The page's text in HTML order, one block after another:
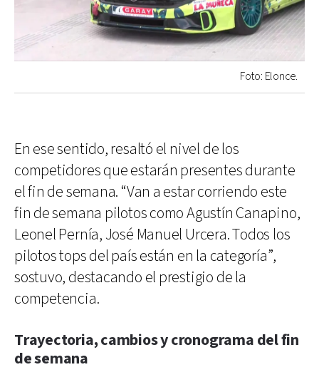
Foto: Elonce.
En ese sentido, resaltó el nivel de los
competidores que estarán presentes durante
el fin de semana. “Van a estar corriendo este
fin de semana pilotos como Agustín Canapino,
Leonel Pernía, José Manuel Urcera. Todos los
pilotos tops del país están en la categoría”,
sostuvo, destacando el prestigio de la
competencia.
Trayectoria, cambios y cronograma del fin
de semana